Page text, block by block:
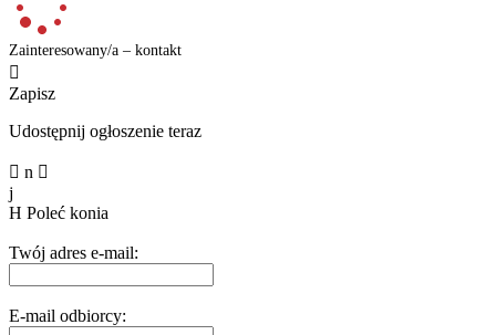
Zainteresowany/a – kontakt

Zapisz
Udostępnij ogłoszenie teraz
 n 
j
H Poleć konia
Twój adres e-mail:
E-mail odbiorcy: